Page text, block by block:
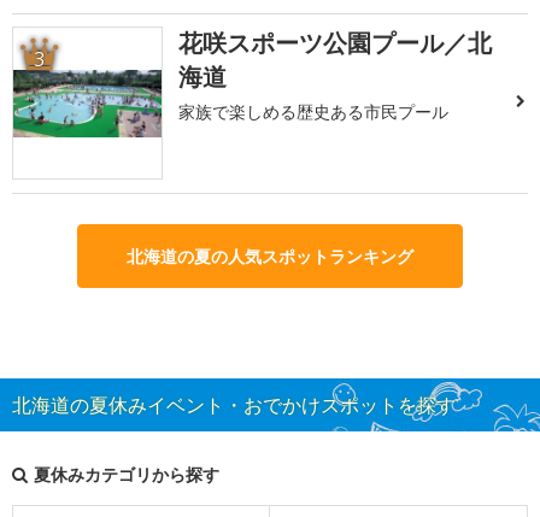
3
花咲スポーツ公園プール／北
海道
家族で楽しめる歴史ある市民プール
北海道の夏の人気スポットランキング
北海道の夏休みイベント・おでかけスポットを探す
夏休みカテゴリから探す